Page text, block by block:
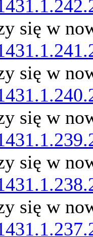
się w
się w
się w
się w
się w